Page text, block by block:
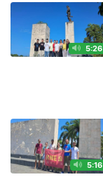
5:26
5:16